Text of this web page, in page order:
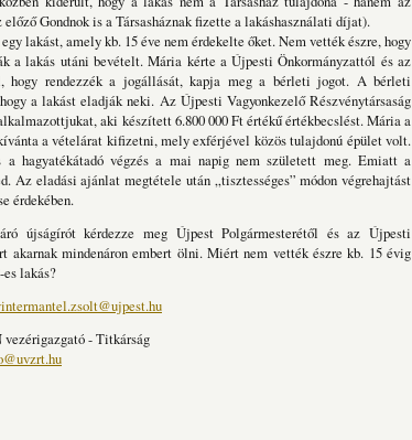
Gondnok is a Társasháznak fizette a lakáshasználati díjat).
lakást, amely kb. 15 éve nem érdekelte őket. Nem vették észre, hogy
a lakás utáni bevételt. Mária kérte a Újpesti Önkormányzattól és az
hogy rendezzék a jogállását, kapja meg a bérleti jogot. A bérleti
a lakást eladják neki. Az Újpesti Vagyonkezelő Részvénytársaság
aki készített 6.800 000 Ft értékű értékbecslést. Mária a
a vételárat kifizetni, mely exférjével közös tulajdonú épület volt.
hagyatékátadó végzés a mai napig nem született meg. Emiatt a
Az eladási ajánlat megtétele után „tisztességes” módon végrehajtást
érdekében.
újságírót kérdezze meg Újpest Polgármesterétől és az Újpesti
akarnak mindenáron embert ölni. Miért nem vették észre kb. 15 évig
lakás?
- Titkárság